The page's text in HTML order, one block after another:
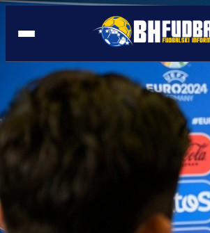
BIVŠI REPREZENTATIVAC